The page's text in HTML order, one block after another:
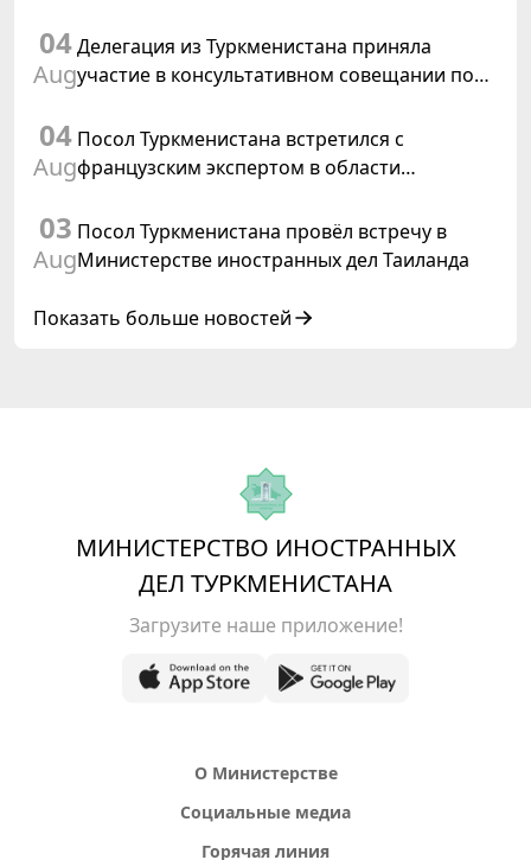
заседания Халк Маслахаты Туркменистана
04
Aug
Делегация из Туркменистана приняла
участие в консультативном совещании по
04
Aug
Посол Туркменистана встретился с
французским экспертом в области
03
Aug
Посол Туркменистана провёл встречу в
Министерстве иностранных дел Таиланда
Показать больше новостей
МИНИСТЕРСТВО ИНОСТРАННЫХ
ДЕЛ ТУРКМЕНИСТАНА
Загрузите наше приложение!
О Министерстве
Социальные медиа
Горячая линия